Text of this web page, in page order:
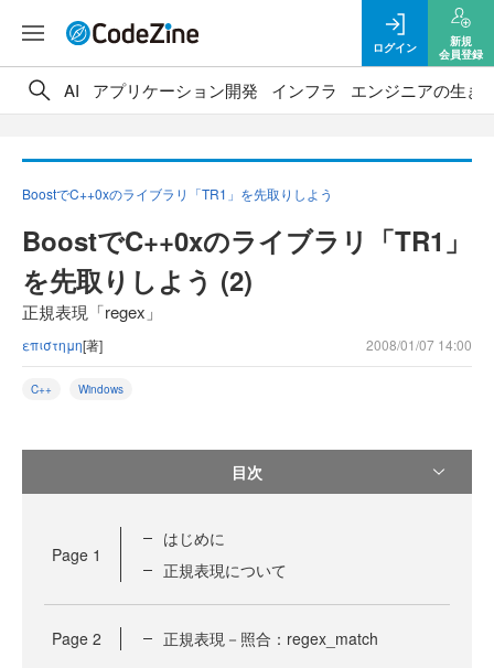
ログイン
新規
会員登録
AI アプリケーション開発 インフラ エンジニアの生き
BoostでC++0xのライブラリ「TR1」を先取りしよう
BoostでC++0xのライブラリ「TR1」
を先取りしよう (2)
正規表現「regex」
επιστημη[著] 2008/01/07 14:00
C++ Windows
目次
Page 1
はじめに
正規表現について
Page 2 正規表現－照合：regex_match